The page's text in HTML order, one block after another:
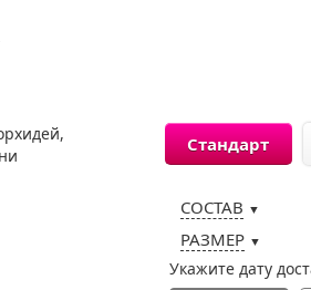
Стандарт
СОСТАВ ▼
РАЗМЕР ▼
Укажите дату